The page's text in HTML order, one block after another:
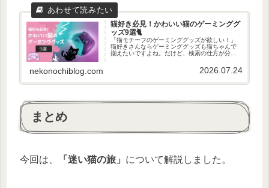
猫好き必見！かわいい猫のゲーミンググ
ッズ9選🐈
「猫モチーフのゲーミンググッズが欲しい！」
猫好きさんならゲーミンググッズも猫ちゃんで
揃えたいですよね。だけど、検索の仕方が分か
いいゲーミンググッズを探してきたのでご紹介
します。猫好きゲーマー必見です...
nekonochiblog.com 2026.07.24
まとめ
今回は、 「迷い猫の旅」 について解説しました。